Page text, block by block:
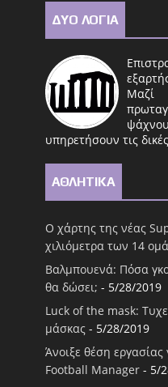
ΔΥΟ ΛΟΓΙΑ
υπηρετήσουν τις
ΑΘΛΗΤΙΚΑ
Ο χάρτης της νέας
χιλιόμετρα των 14
Βαλμπουενά: Πόσα
θα δώσει; - 5/28/2019
Luck of the mask:
μάσκας - 5/28/2019
Άνοιξε θέση
Football Μanager - 5/